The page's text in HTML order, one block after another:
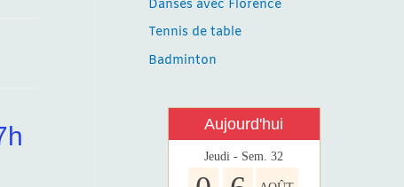
Danses avec Florence
Tennis de table
Badminton
Aujourd'hui
Jeudi - Sem. 32